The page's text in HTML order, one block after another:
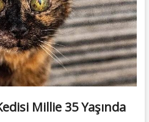
Millie 35 Yaşında